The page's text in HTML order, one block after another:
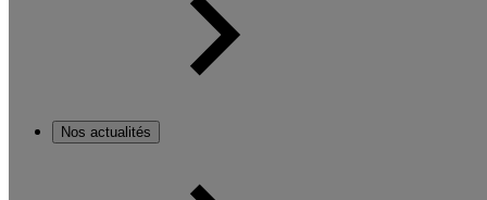
Nos actualités